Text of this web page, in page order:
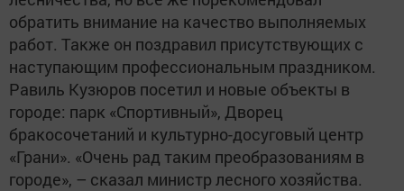
обратить внимание на качество выполняемых
работ. Также он поздравил присутствующих с
наступающим профессиональным праздником.
Равиль Кузюров посетил и новые объекты в
городе: парк «Спортивный», Дворец
бракосочетаний и культурно-досуговый центр
«Грани». «Очень рад таким преобразованиям в
городе», – сказал министр лесного хозяйства.